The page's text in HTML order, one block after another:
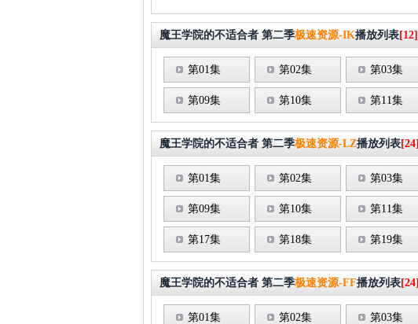
魔王学院的不适合者 第二季极速资源-IK播放列表[12]
第01集 第02集 第03集
第09集 第10集 第11集
魔王学院的不适合者 第二季极速资源-LZ播放列表[24]
第01集 第02集 第03集
第09集 第10集 第11集
第17集 第18集 第19集
魔王学院的不适合者 第二季极速资源-FF播放列表[24]
第01集 第02集 第03集